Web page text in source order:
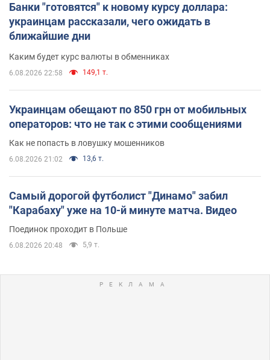
Банки "готовятся" к новому курсу доллара:
украинцам рассказали, чего ожидать в
ближайшие дни
Каким будет курс валюты в обменниках
6.08.2026 22:58 149,1 т.
Украинцам обещают по 850 грн от мобильных
операторов: что не так с этими сообщениями
Как не попасть в ловушку мошенников
6.08.2026 21:02 13,6 т.
Самый дорогой футболист "Динамо" забил
"Карабаху" уже на 10-й минуте матча. Видео
Поединок проходит в Польше
6.08.2026 20:48 5,9 т.